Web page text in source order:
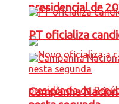
presidencial de
PT oficializa
Campanha